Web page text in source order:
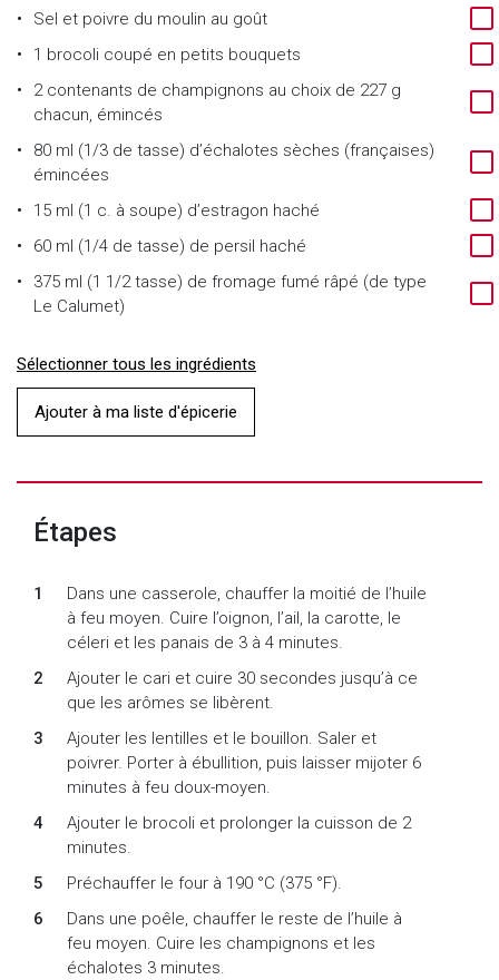
Sel et poivre du moulin au goût
1 brocoli coupé en petits bouquets
2 contenants de champignons au choix de 227 g
chacun, émincés
80 ml (1/3 de tasse) d’échalotes sèches (françaises)
émincées
15 ml (1 c. à soupe) d’estragon haché
60 ml (1/4 de tasse) de persil haché
375 ml (1 1/2 tasse) de fromage fumé râpé (de type
Le Calumet)
Sélectionner tous les ingrédients
Ajouter à ma liste d'épicerie
Étapes
Dans une casserole, chauffer la moitié de l’huile
à feu moyen. Cuire l’oignon, l’ail, la carotte, le
céleri et les panais de 3 à 4 minutes.
Ajouter le cari et cuire 30 secondes jusqu’à ce
que les arômes se libèrent.
Ajouter les lentilles et le bouillon. Saler et
poivrer. Porter à ébullition, puis laisser mijoter 6
minutes à feu doux-moyen.
Ajouter le brocoli et prolonger la cuisson de 2
minutes.
Préchauffer le four à 190 °C (375 °F).
Dans une poêle, chauffer le reste de l’huile à
feu moyen. Cuire les champignons et les
échalotes 3 minutes.